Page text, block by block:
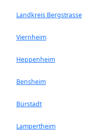
Landkreis Bergstrasse
Viernheim
Heppenheim
Bensheim
Bürstadt
Lampertheim